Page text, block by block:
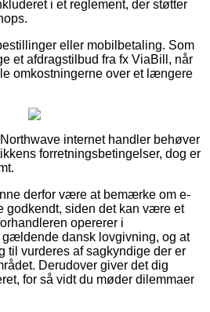
i et reglement, der støtter
eller mobilbetaling. Som
et afdragstilbud fra fx ViaBill, når
omkostningerne over et længere
internet handler behøver
forretningsbetingelser, dog er
derfor være at bemærke om e-
godkendt, siden det kan være et
opererer i
dansk lovgivning, og at
til vurderes af sagkyndige der er
Derudover giver det dig
for så vidt du møder dilemmaer